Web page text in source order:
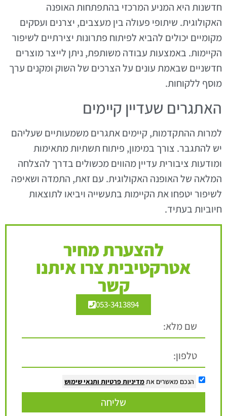
חדשנות היא המניע המרכזי בהתפתחות האופנה
האקולוגית. שיתופי פעולה בין מעצבים, יצרנים ועסקים
מקומיים יכולים להביא לפיתוח פתרונות יצירתיים לשיפור
הקיימות. באמצעות עבודה משותפת, ניתן לייצר מוצרים
חדשניים שבאמת עונים על הצרכים של השוק ומקנים ערך
מוסף ללקוחות.
האתגרים שעדיין קיימים
למרות ההתקדמות, קיימים אתגרים משמעותיים שעליהם
יש להתגבר. צורך במימון, פיתוח תשתיות מתאימות
ומודעות ציבורית עדיין מהווים מכשולים בדרך להצלחה
המלאה של האופנה האקולוגית. עם זאת, התמדה ושאיפה
לשיפור יטפחו את הקיימות בתעשייה ויביאו לתוצאות
חיוביות בעתיד.
להצערת מחיר
אטרקטיבית צרו איתנו
קשר
053-3413894
הנכם מאשרים אתמדיניות פרטיות ותנאי שימוש
שליחה